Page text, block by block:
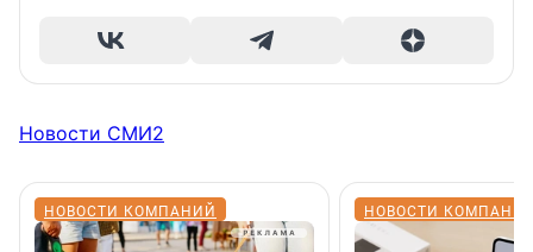
Новости СМИ2
НОВОСТИ КОМПАНИЙ НОВОСТИ